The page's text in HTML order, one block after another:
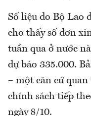
Số liệu do Bộ Lao
cho thấy số đơn
tuần qua ở nước
dự báo 335.000.
– một căn cứ
chính sách tiếp
ngày 8/10.